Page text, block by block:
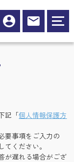
記「個人情報保護方
要事項をご入力の
ください。
が遅れる場合がござ